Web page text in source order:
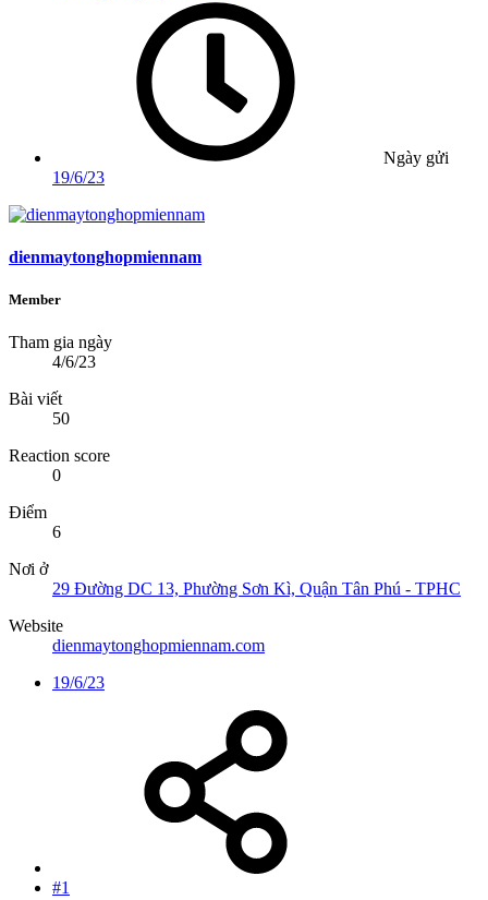
Ngày gửi
19/6/23
dienmaytonghopmiennam
Member
Tham gia ngày
4/6/23
Bài viết
50
Reaction score
0
Điểm
6
Nơi ở
29 Đường DC 13, Phường Sơn Kì, Quận Tân Phú - TPHC
Website
dienmaytonghopmiennam.com
19/6/23
#1